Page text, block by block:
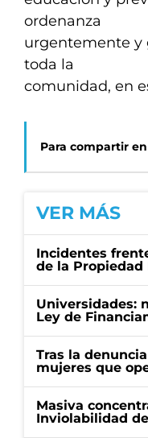
ordenanza
urgentemente y
toda la
comunidad, en
Para compartir
VER MÁS
Incidentes
de la Propiedad
Universidades:
Ley de
Tras la
mujeres que
Masiva
Inviolabilidad